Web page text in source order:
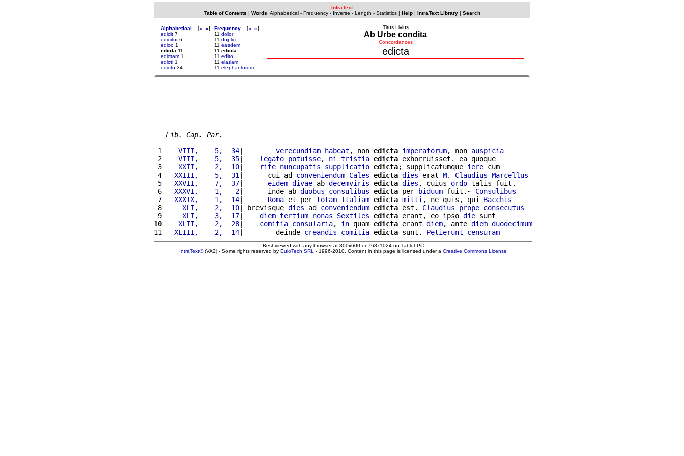
IntraText
Table of Contents | Words: Alphabetical- Frequency- Inverse - Length - Statistics| Help| IntraText Library| Search
Alphabetical [« »]
edicit 7
edicitur6
edico 1
edicta 11
edictam 1
edicti 1
edicto 34
Frequency [« »]
11 dolor
11 duplici
11 easdem
11 edicta
11 edito
11 elatiam
11 elephantorum
Titus Livius
Ab Urbe condita
Concordances
edicta
Lib. Cap. Par.
1
   VIII,    5,  34
| verecundiam habeat , non edicta imperatorum, non auspicia
2
   VIII,    5,  35
| legato potuisse, ni tristia edicta exhorruisset. ea quoque
3
   XXII,    2,  10
| rite nuncupatis supplicatio edicta; supplicatumque iere cum
4
  XXIII,    5,  31
|      cui ad conveniendum Cales edicta dies erat M. Claudius Marcellus
5
  XXVII,    7,  37
| eidem divae ab decemviris edicta dies , cuius ordo talis fuit.
6
  XXXVI,    1,   2
|      inde ab duobus consulibus edicta per biduum fuit.~ Consulibus
7
  XXXIX,    1,  14
| Roma et per totam Italiam edicta mitti , ne quis, qui Bacchis
8
    XLI,    2,  10
| brevisque dies ad conveniendum edicta est. Claudius prope consecutus
9
    XLI,    3,  17
| diem tertium nonas Sextiles edicta erant, eo ipso die
10
   XLII,    2,  28
| comitia consularia, in quam edicta erant diem, ante diem duodecimum
11
  XLIII,    2,  14
|        deinde creandis comitia edicta sunt. Petierunt censuram
Best viewed with any browser at 800x600 or 768x1024 on Tablet PC
IntraText®(VA2) - Some rights reserved by EuloTech SRL - 1996-2010. Content in this page is licensed under a Creative Commons License